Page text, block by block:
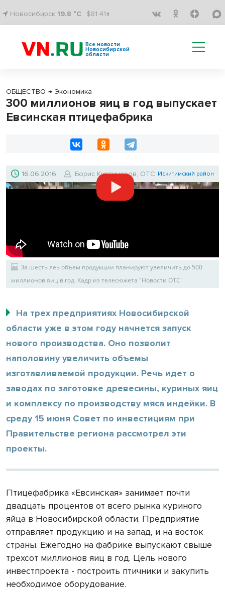
Новосибирск 19.8 °C $81.41↑
Все новости
Новосибирской
области
ОБЩЕСТВО → Экономика
300 миллионов яиц в год выпускает
Евсинская птицефабрика
16.06.2016 Борис Киргинеков, ОТС Искитимский район
За шесть леь объем продукции планируют увеличить до 500
миллионов яиц в год. Кадр из телесюжета "Новости ОТС"
На трех предприятиях Новосибирской
области уже в этом году начнется запуск
нового производства. Оно позволит
наполовину увеличить объемы
изготавливаемой продукции. Речь идет о
заводах по заготовке древесины, куриных яиц
и комплексу по производству мяса индейки. В
среду 15 июня Совет по инвестициям при
Правительстве региона рассмотрел эти
проекты.
Птицефабрика «Евсинская» занимает почти
двадцать процентов от всего рынка куриного
яйца в Новосибирской области. Предприятие
отправляет продукцию и на запад, и на восток
страны. Ежегодно на фабрике выпускают свыше
трехсот миллионов яиц в год. Цель нового
инвестпроекта - построить птичники и закупить
необходимое оборудование.